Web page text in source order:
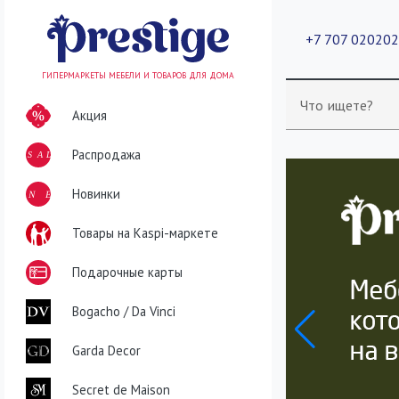
+7 707
Что ищете?
ГИПЕРМАРКЕТЫ МЕБЕЛИ И ТОВАРОВ ДЛЯ ДОМА
Акция
SALE Распродажа
NEWНовинки
Товары на Kaspi-маркете
Подарочные карты
Bogacho / Da Vinci
Garda Decor
Secret de Maison